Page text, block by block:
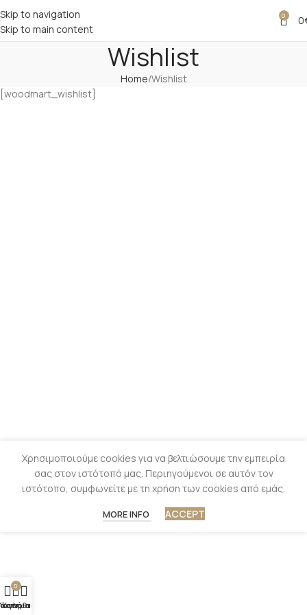
Skip to navigation
Skip to main content
0 0
Wishlist
Home Wishlist
[woodmart_wishlist]
Χρησιμοποιούμε cookies για να βελτιώσουμε την εμπειρία
σας στον ιστότοπό μας. Περιηγούμενοι σε αυτόν τον
ιστότοπο, συμφωνείτε με τη χρήση των cookies από εμάς.
MORE INFO ACCEPT
0
Καλάθι